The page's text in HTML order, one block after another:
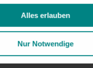
Alles erlauben
Nur Notwendige
und
und auf
zur Überwachung von
und auf